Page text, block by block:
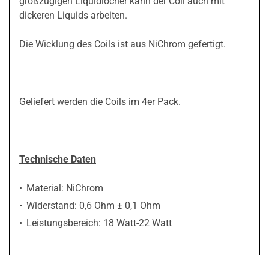
dickeren Liquids arbeiten.
Die Wicklung des Coils ist aus NiChrom gefertigt.
Geliefert werden die Coils im 4er Pack.
Technische Daten
Material: NiChrom
Widerstand: 0,6 Ohm ± 0,1 Ohm
Leistungsbereich: 18 Watt-22 Watt